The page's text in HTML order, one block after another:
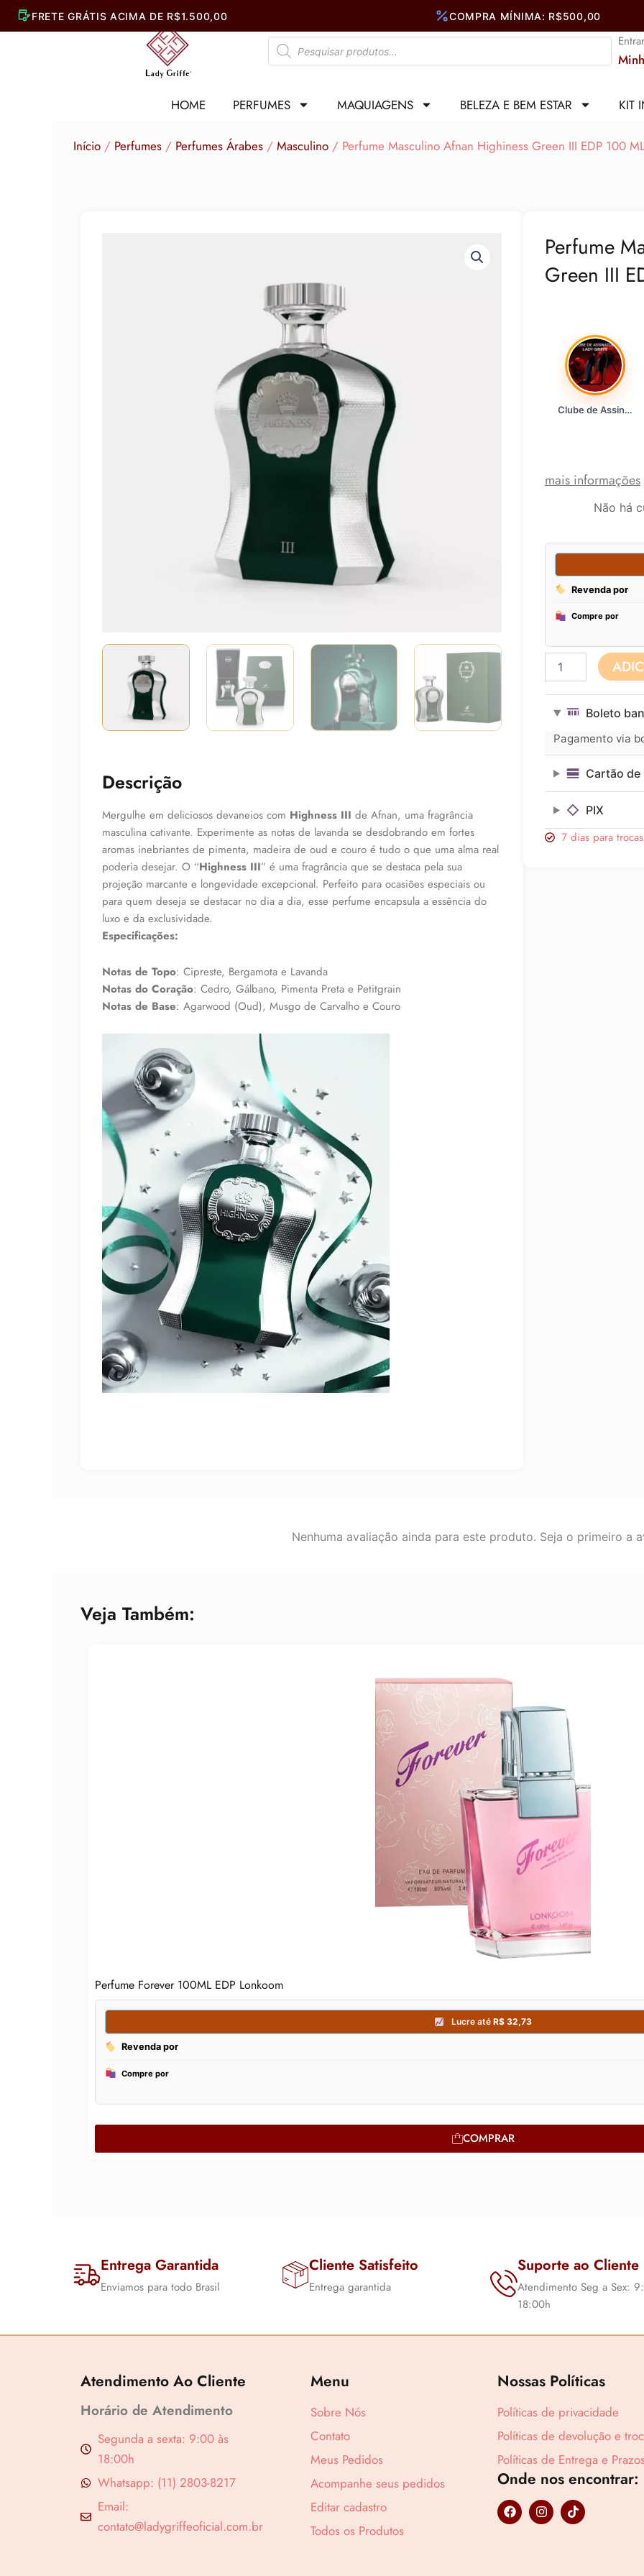
Pesquisar
produtos
HOME PERFUMES MAQUIAGENS BELEZA E BEM ESTAR KIT
Início / Perfumes / Perfumes Árabes / Masculino / Perfume Masculino Afnan Highiness Green III EDP 100
Descrição
Mergulhe em deliciosos devaneios com Highness III de Afnan, uma fragrância
masculina cativante. Experimente as notas de lavanda se desdobrando em fortes
aromas inebriantes de pimenta, madeira de oud e couro é tudo o que uma alma real
poderia desejar. O “Highness III” é uma fragrância que se destaca pela sua
projeção marcante e longevidade excepcional. Perfeito para ocasiões especiais ou
para quem deseja se destacar no dia a dia, esse perfume encapsula a essência do
luxo e da exclusividade.
Especificações:
Notas de Topo: Cipreste, Bergamota e Lavanda
Notas do Coração: Cedro, Gálbano, Pimenta Preta e Petitgrain
Notas de Base: Agarwood (Oud), Musgo de Carvalho e Couro
Perfume
Green III
Clube de Assinatura Lady Griffe
mais informações
Não há
Masculino
Green
EDP
100
ML
Boleto
Pagamento via
Cartão de
PIX
7 dias para
Nenhuma avaliação ainda para este produto. Seja o primeiro a
Veja Também:
Perfume Forever 100ML EDP Lonkoom
Lucre até
COMPRAR
Entrega Garantida
Enviamos para todo Brasil
Cliente Satisfeito
Entrega garantida
Suporte ao Cliente
Atendimento Seg a Sex:
18:00h
Atendimento Ao Cliente
Horário de Atendimento
Segunda a sexta: 9:00 às
18:00h
Whatsapp: (11) 2803-8217
Email:
contato@ladygriffeoficial.com.br
Menu
Sobre Nós
Contato
Meus Pedidos
Acompanhe seus pedidos
Editar cadastro
Todos os Produtos
Nossas Políticas
Políticas de privacidade
Políticas de devolução e
Políticas de Entrega e
Onde nos encontrar:
F
a
c
I
n
s
T
i
k